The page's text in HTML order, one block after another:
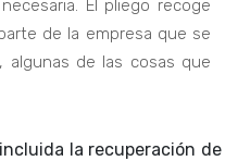
El pliego recoge
de la empresa que se
algunas de las cosas que
la recuperación de